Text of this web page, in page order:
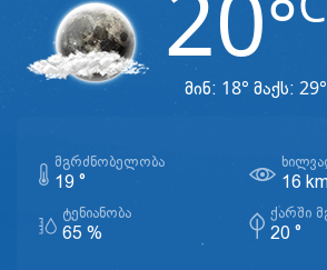
°
მინ: 18° მაქს: 29°
ᲛᲒᲠᲫᲜᲝᲑᲔᲚᲝᲑᲐ
19 ° 16
ᲢᲔᲜᲘᲐᲜᲝᲑᲐ
65 %
ᲥᲐᲠᲨᲘ
20 °